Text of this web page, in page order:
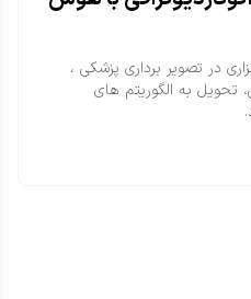
در تصویر برداری پزشکی ،
تحویل به الگوریتم‌ های